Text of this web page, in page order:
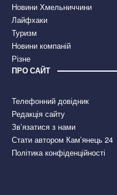
Новини Хмельниччини
Лайфхаки
Туризм
Новини компаній
Різне
ПРО САЙТ
Телефонний довідник
Редакція сайту
Зв’язатися з нами
Стати автором Кам’янець 24
Політика конфіденційності